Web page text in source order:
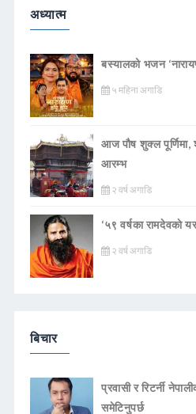
अध्यात्म
बस्यालको भजन
५ महिना अगाडि
आज पौष शुक्ल पूर्णिमा,
आरम्भ
२ वर्ष अगाडि
‘५९ वर्षका रामदेवकाे
२ वर्ष अगाडि
बिचार
प्रवासी र रिटर्नी
समेटिनुपर्छ